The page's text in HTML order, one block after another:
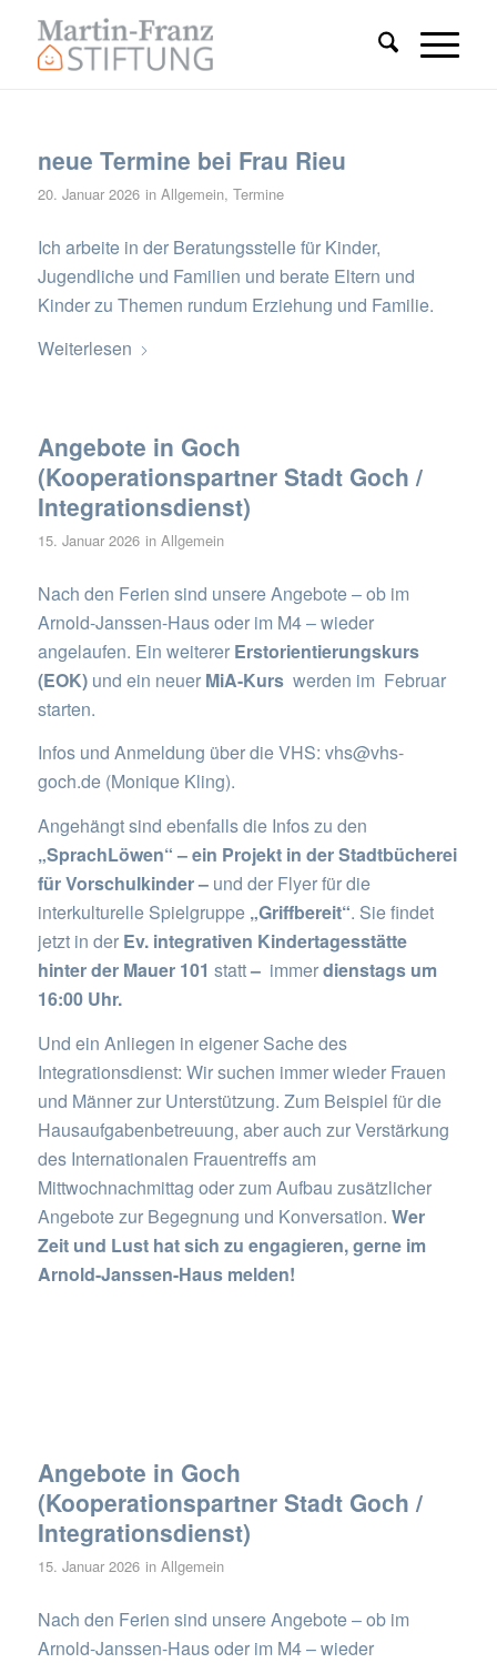
neue Termine bei Frau Rieu
20. Januar 2026 in Allgemein, Termine
Ich arbeite in der Beratungsstelle für Kinder,
Jugendliche und Familien und berate Eltern und
Kinder zu Themen rundum Erziehung und Familie.
Weiterlesen
Angebote in Goch
(Kooperationspartner Stadt Goch /
Integrationsdienst)
15. Januar 2026 in Allgemein
Nach den Ferien sind unsere Angebote – ob im
Arnold-Janssen-Haus oder im M4 – wieder
angelaufen. Ein weitererErstorientierungskurs
(EOK)und ein neuerMiA-Kurswerden im Februar
starten.
Infos und Anmeldung über die VHS: vhs@vhs-
goch.de (Monique Kling).
Angehängt sind ebenfalls die Infos zu den
„SprachLöwen“ – ein Projekt in der Stadtbücherei
für Vorschulkinder – und der Flyer für die
interkulturelle Spielgruppe„Griffbereit“. Sie findet
jetzt in derEv. integrativen Kindertagesstätte
hinter der Mauer 101 statt– immerdienstags um
16:00 Uhr.
Und ein Anliegen in eigener Sache des
Integrationsdienst: Wir suchen immer wieder Frauen
und Männer zur Unterstützung. Zum Beispiel für die
Hausaufgabenbetreuung, aber auch zur Verstärkung
des Internationalen Frauentreffs am
Mittwochnachmittag oder zum Aufbau zusätzlicher
Angebote zur Begegnung und Konversation. Wer
Zeit und Lust hat sich zu engagieren, gerne im
Arnold-Janssen-Haus melden!
Angebote in Goch
(Kooperationspartner Stadt Goch /
Integrationsdienst)
15. Januar 2026 in Allgemein
Nach den Ferien sind unsere Angebote – ob im
Arnold-Janssen-Haus oder im M4 – wieder